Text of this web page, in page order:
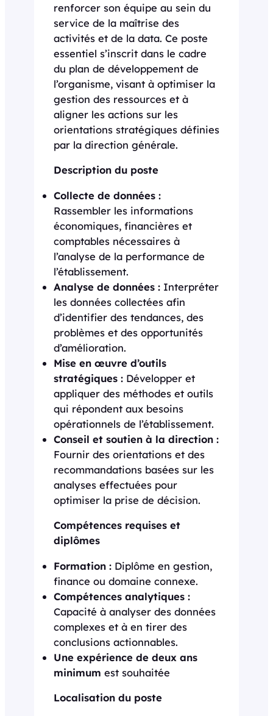
renforcer son équipe au sein du
service de la maîtrise des
activités et de la data. Ce poste
essentiel s’inscrit dans le cadre
du plan de développement de
l’organisme, visant à optimiser la
gestion des ressources et à
aligner les actions sur les
orientations stratégiques définies
par la direction générale.
Description du poste
Collecte de données :
Rassembler les informations
économiques, financières et
comptables nécessaires à
l’analyse de la performance de
l’établissement.
Analyse de données : Interpréter
les données collectées afin
d’identifier des tendances, des
problèmes et des opportunités
d’amélioration.
Mise en œuvre d’outils
stratégiques : Développer et
appliquer des méthodes et outils
qui répondent aux besoins
opérationnels de l’établissement.
Conseil et soutien à la direction :
Fournir des orientations et des
recommandations basées sur les
analyses effectuées pour
optimiser la prise de décision.
Compétences requises et
diplômes
Formation : Diplôme en gestion,
finance ou domaine connexe.
Compétences analytiques :
Capacité à analyser des données
complexes et à en tirer des
conclusions actionnables.
Une expérience de deux ans
minimum est souhaitée
Localisation du poste